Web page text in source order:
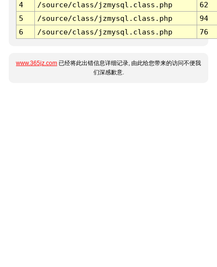
4
/source/class/jzmysql.class.php
62
5
/source/class/jzmysql.class.php
94
6
/source/class/jzmysql.class.php 76
www.365jz.com 已经将此出错信息详细记录, 由此给您带来的访问不便我
们深感歉意.